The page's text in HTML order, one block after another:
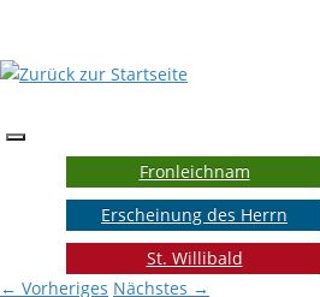
Fronleichnam
Erscheinung des Herrn
St. Willibald
← Vorheriges Nächstes →